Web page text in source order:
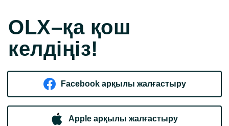
OLX–қа қош
келдіңіз!
Facebook арқылы жалғастыру
Apple арқылы жалғастыру